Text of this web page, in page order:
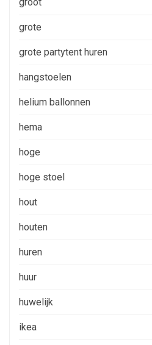
grote
grote partytent huren
hangstoelen
helium ballonnen
hema
hoge
hoge stoel
hout
houten
huren
huur
huwelijk
ikea